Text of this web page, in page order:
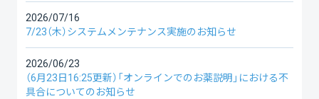
2026/07/16
7/23（木）システムメンテナンス実施のお知らせ
2026/06/23
（6月23日16:25更新）「オンラインでのお薬説明」における不
具合についてのお知らせ